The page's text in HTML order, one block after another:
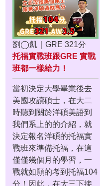
劉◯凱｜GRE 321分
托福實戰班跟GRE 實戰
班都一樣給力！
當初決定大學畢業後去
美國攻讀碩士，在大二
時聽到關於洋碩美語到
我們系上的的介紹，就
決定報名洋碩的托福實
戰班來準備托福，在這
僅僅幾個月的學習，一
戰就如願的考到托福104
分！因此，在大三下接